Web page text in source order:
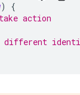
)
{
action
different